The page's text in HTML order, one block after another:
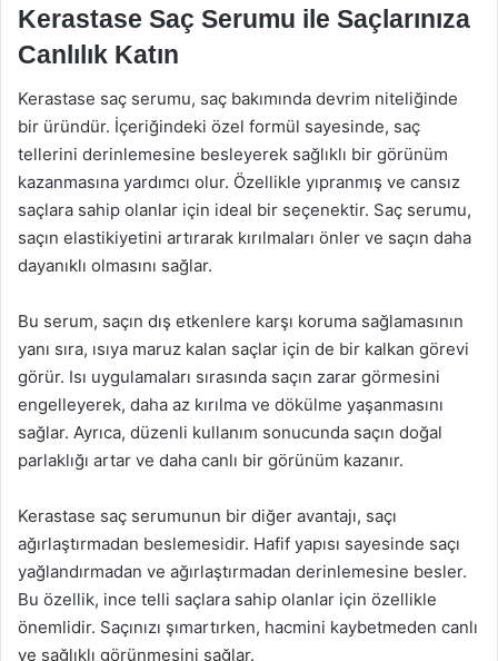
Kerastase Saç Serumu ile Saçlarınıza
Canlılık Katın
Kerastase saç serumu, saç bakımında devrim niteliğinde
bir üründür. İçeriğindeki özel formül sayesinde, saç
tellerini derinlemesine besleyerek sağlıklı bir görünüm
kazanmasına yardımcı olur. Özellikle yıpranmış ve cansız
saçlara sahip olanlar için ideal bir seçenektir. Saç serumu,
saçın elastikiyetini artırarak kırılmaları önler ve saçın daha
dayanıklı olmasını sağlar.
Bu serum, saçın dış etkenlere karşı koruma sağlamasının
yanı sıra, ısıya maruz kalan saçlar için de bir kalkan görevi
görür. Isı uygulamaları sırasında saçın zarar görmesini
engelleyerek, daha az kırılma ve dökülme yaşanmasını
sağlar. Ayrıca, düzenli kullanım sonucunda saçın doğal
parlaklığı artar ve daha canlı bir görünüm kazanır.
Kerastase saç serumunun bir diğer avantajı, saçı
ağırlaştırmadan beslemesidir. Hafif yapısı sayesinde saçı
yağlandırmadan ve ağırlaştırmadan derinlemesine besler.
Bu özellik, ince telli saçlara sahip olanlar için özellikle
önemlidir. Saçınızı şımartırken, hacmini kaybetmeden canlı
ve sağlıklı görünmesini sağlar.